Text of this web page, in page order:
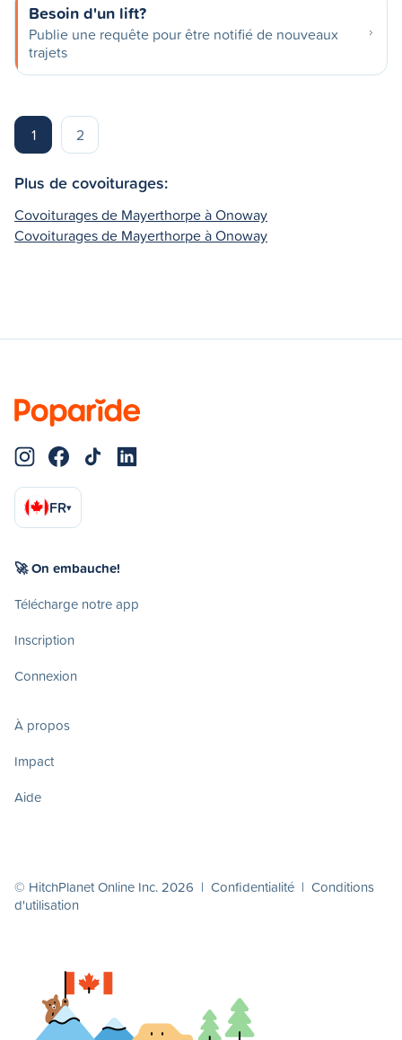
Besoin d'un lift?
Publie une requête pour être notifié de nouveaux
trajets
1 2
Plus de covoiturages:
Covoiturages de Mayerthorpe à Onoway
Covoiturages de Mayerthorpe à Onoway
FR▾
🚀 On embauche!
Télécharge notre app
Inscription
Connexion
À propos
Impact
Aide
© HitchPlanet Online Inc. 2026 | Confidentialité | Conditions
d'utilisation